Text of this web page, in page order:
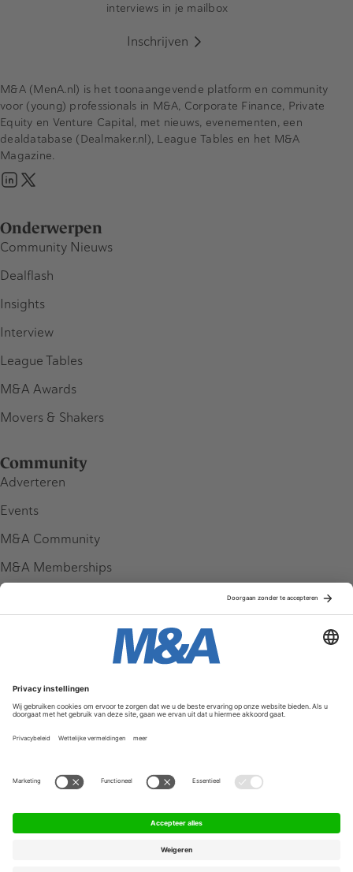
interviews in je mailbox
Inschrijven
Onderwerpen
Community Nieuws
Dealflash
Insights
Interview
League Tables
M&A Awards
Movers & Shakers
Community
Adverteren
Events
M&A Community
M&A Memberships
Service & Contact
Contact
FAQ
Werken bij ons
Algemene Voorwaarden
M&A (MenA.nl) is het toonaangevende platform en community
voor (young) professionals in M&A, Corporate Finance, Private
Equity en Venture Capital, met nieuws, evenementen, een
dealdatabase (Dealmaker.nl), League Tables en het M&A
Magazine.